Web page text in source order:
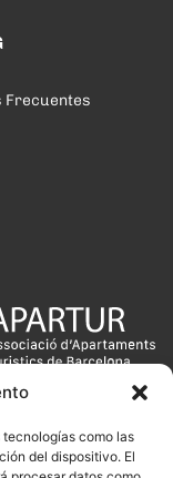
como las
del dispositivo. El
Frecuentes